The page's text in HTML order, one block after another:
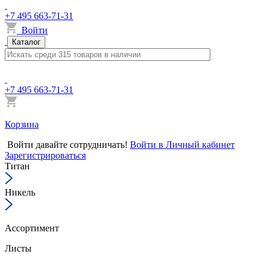
+7 495 663-71-31
Войти
Каталог
+7 495 663-71-31
Корзина
Войти давайте сотрудничать! Войти в Личный кабинет
Зарегистрироваться
Титан
Никель
Ассортимент
Листы